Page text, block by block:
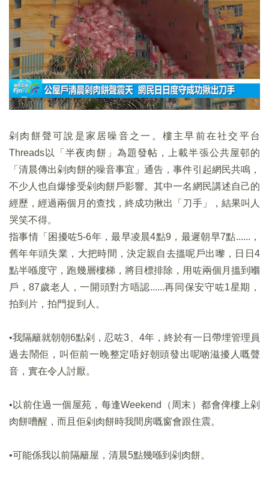
剁肉餅聲可說是家居噪音之一。樓主早前在社交平台
Threads以「半夜肉餅」為題發帖，上載半張公共屋邨的
「清晨傳出剁肉餅的噪音事宜」通告，事件引起網民共鳴，
不少人也自爆慘受剁肉餅戶影響。其中一名網民講述自己的
經歷，經過兩個月的查找，終成功揪出「刀手」，結果叫人
哭笑不得。
指事情「困擾咗5-6年，最早凌晨4點9，最遲朝早7點......，
舊年年頭失業，大把時間，決定親自去搵呢戶出嚟，日日4
點半喺度守，跑幾層樓梯，將目標排除，用咗兩個月搵到嗰
戶，87歲老人，一開頭對方唔認......再同保安守咗1星期，
拍到片，拍門捉到人。
•我隔籬就朝朝6點剁，忍咗3、4年，終於有一日帶埋管理員
過去鬧佢，叫佢前一晚整定唔好朝頭發出呢啲滋擾人嘅聲
音，實在令人討厭。
•以前住過一個屋苑，每逢Weekend（周末）都會俾樓上剁
肉餅嘈醒，而且佢剁肉餅時我間房嘅窗會跟住震。
•可能係我以前隔籬屋，清晨5點幾喺到剁肉餅。